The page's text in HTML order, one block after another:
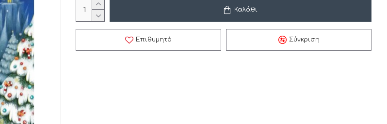
Καλάθι
Επιθυμητό Σύγκριση